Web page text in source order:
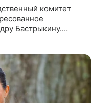
комитет
Бастрыкину.